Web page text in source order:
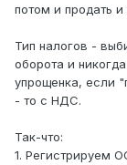
потом и продать и
Тип налогов -
оборота и
упрощенка, если
- то с НДС.
Так-что:
1. Регистрируем